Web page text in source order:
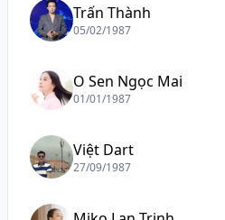
Trấn Thành
05/02/1987
O Sen Ngọc Mai
01/01/1987
Việt Dart
27/09/1987